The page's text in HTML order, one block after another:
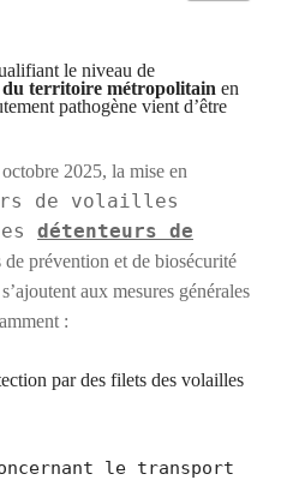
le niveau de
du territoire métropolitain en
pathogène vient d’être
2025, la mise en
de volailles
détenteurs de
de prévention et de biosécurité
aux mesures générales
:
par des filets des volailles
le transport